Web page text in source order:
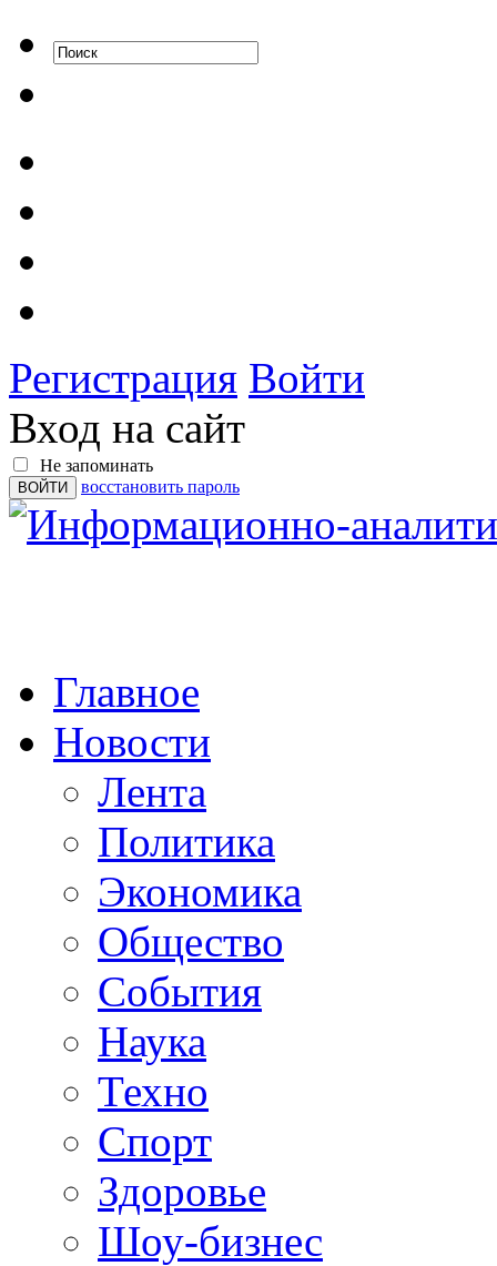
Регистрация Войти
Вход на сайт
Не запоминать
восстановить пароль
Главное
Новости
Лента
Политика
Экономика
Общество
События
Наука
Техно
Спорт
Здоровье
Шоу-бизнес